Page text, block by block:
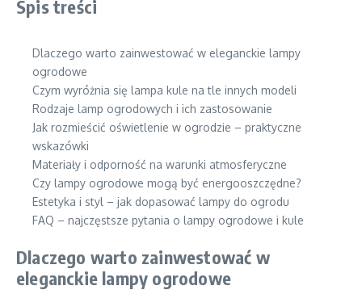
Spis treści
Dlaczego warto zainwestować w eleganckie lampy
ogrodowe
Czym wyróżnia się lampa kule na tle innych modeli
Rodzaje lamp ogrodowych i ich zastosowanie
Jak rozmieścić oświetlenie w ogrodzie – praktyczne
wskazówki
Materiały i odporność na warunki atmosferyczne
Czy lampy ogrodowe mogą być energooszczędne?
Estetyka i styl – jak dopasować lampy do ogrodu
FAQ – najczęstsze pytania o lampy ogrodowe i kule
Dlaczego warto zainwestować w
eleganckie lampy ogrodowe